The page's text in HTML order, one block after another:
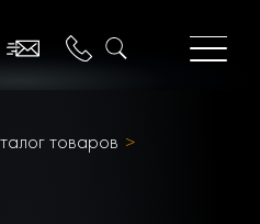
товаров